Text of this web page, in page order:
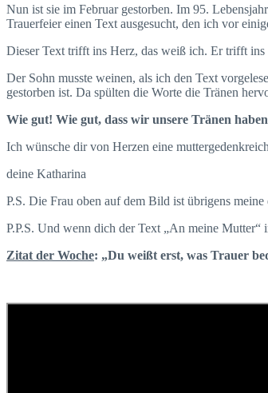
Nun ist sie im Februar gestorben. Im 95.
Trauerfeier einen Text ausgesucht, den ich vor
Dieser Text trifft ins Herz, das weiß ich. Er trifft ins
Der Sohn musste weinen, als ich den Text
gestorben ist. Da spülten die Worte die Tränen
Wie gut! Wie gut, dass wir unsere Tränen
Ich wünsche dir von Herzen eine
deine Katharina
P.S. Die Frau oben auf dem Bild ist übrigens
P.P.S. Und wenn dich der Text „An meine Mutter“
Zitat der Woche: „Du weißt erst, was Trauer